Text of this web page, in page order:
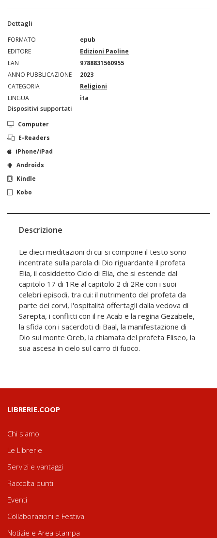
Dettagli
FORMATO
epub
EDITORE
Edizioni Paoline
EAN
9788831560955
ANNO PUBBLICAZIONE
2023
CATEGORIA
Religioni
LINGUA
ita
Dispositivi supportati
Computer
E-Readers
iPhone/iPad
Androids
Kindle
Kobo
Descrizione
Le dieci meditazioni di cui si compone il testo sono
incentrate sulla parola di Dio riguardante il profeta
Elia, il cosiddetto Ciclo di Elia, che si estende dal
capitolo 17 di 1Re al capitolo 2 di 2Re con i suoi
celebri episodi, tra cui: il nutrimento del profeta da
parte dei corvi, l'ospitalità offertagli dalla vedova di
Sarepta, i conflitti con il re Acab e la regina Gezabele,
la sfida con i sacerdoti di Baal, la manifestazione di
Dio sul monte Oreb, la chiamata del profeta Eliseo, la
sua ascesa in cielo sul carro di fuoco.
LIBRERIE.COOP
Chi siamo
Le Librerie
Servizi e vantaggi
Raccolta punti
Eventi
Collaborazioni e Festival
Notizie e Area stampa